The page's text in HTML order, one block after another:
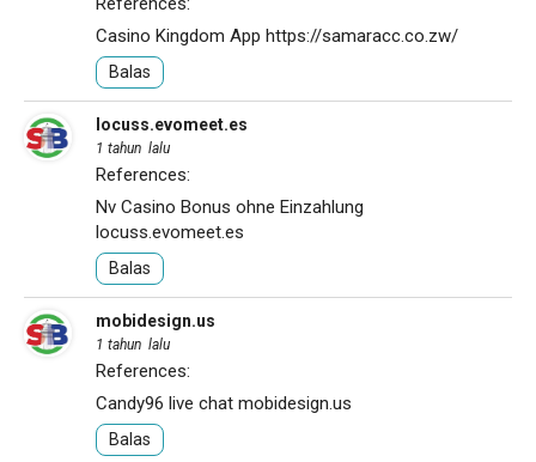
Casino Kingdom App https://samaracc.co.zw/
Balas
locuss.evomeet.es
1 tahun lalu
References:
Nv Casino Bonus ohne Einzahlung
locuss.evomeet.es
Balas
mobidesign.us
1 tahun lalu
References:
Candy96 live chat mobidesign.us
Balas